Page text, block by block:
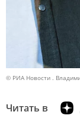
© РИА Новости .
Читать в